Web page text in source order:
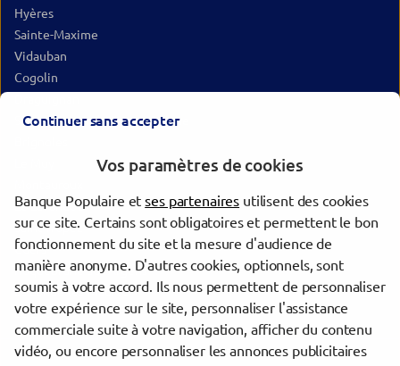
Hyères
Sainte-Maxime
Vidauban
Cogolin
Saint-Maximin-la-Sainte-Baume
Le Lavandou
Saint-Tropez
Cuers
Roquebrune-sur-Argens
La Londe-les-Maures
Le Luc
Continuer sans accepter
Vos paramètres de cookies
Banque Populaire etses partenaires utilisent des cookies
sur ce site. Certains sont obligatoires et permettent le bon
fonctionnement du site et la mesure d'audience de
manière anonyme. D'autres cookies, optionnels, sont
soumis à votre accord. Ils nous permettent de personnaliser
votre expérience sur le site, personnaliser l'assistance
commerciale suite à votre navigation, afficher du contenu
vidéo, ou encore personnaliser les annonces publicitaires